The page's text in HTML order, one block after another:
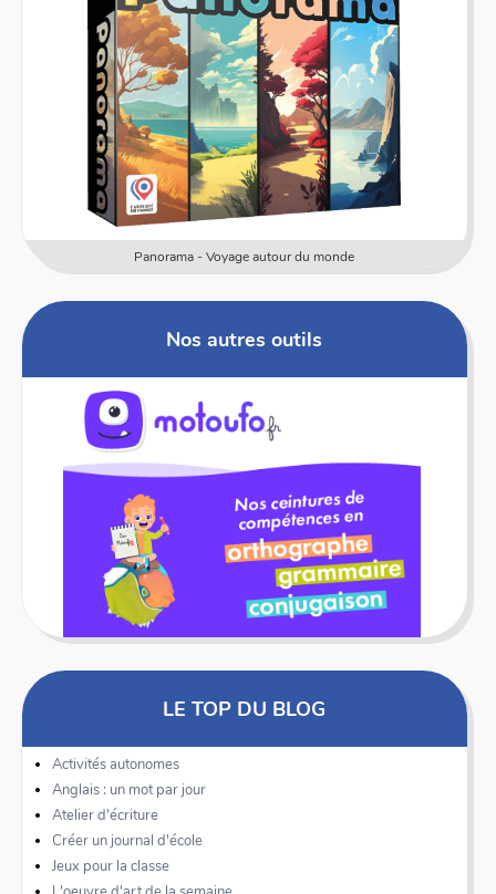
autour du monde
Nos autres outils
LE TOP DU BLOG
Activités autonomes
Anglais : un mot par jour
Atelier d'écriture
Créer un journal d'école
Jeux pour la classe